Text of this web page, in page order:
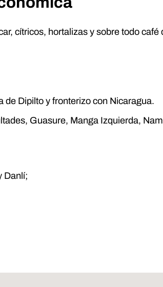
cítricos, hortalizas y sobre todo
de Dipilto y fronterizo con Nicaragua.
Guasure, Manga Izquierda,
Danlí;